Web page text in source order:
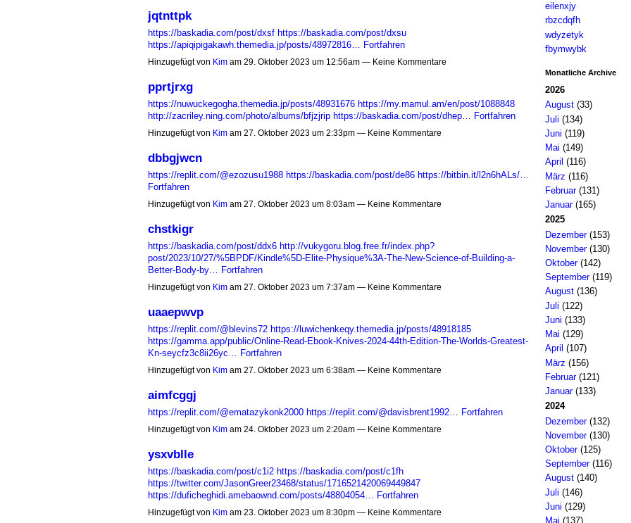
jqtnttpk
https://baskadia.com/post/dxsf https://baskadia.com/post/dxsu
https://apiqipigakawh.themedia.jp/posts/48972816…
Fortfahren
Hinzugefügt von Kimam 29. Oktober 2023 um 12:56am — Keine Kommentare
pprtjrxg
https://nuwuckegogha.themedia.jp/posts/48931676 https://my.mamul.am/en/post/1088848
http://zacriley.ning.com/photo/albums/bfjzjrip https://baskadia.com/post/dhep… Fortfahren
Hinzugefügt von Kimam 27. Oktober 2023 um 2:33pm — Keine Kommentare
dbbgjwcn
https://replit.com/@ezozusu1988 https://baskadia.com/post/de86 https://bitbin.it/l2n6hALs/…
Fortfahren
Hinzugefügt von Kimam 27. Oktober 2023 um 8:03am — Keine Kommentare
chstkigr
https://baskadia.com/post/ddx6 http://vukygoru.blog.free.fr/index.php?
post/2023/10/27/%5BPDF/Kindle%5D-Elite-Physique%3A-The-New-Science-of-Building-a-
Better-Body-by…
Fortfahren
Hinzugefügt von Kimam 27. Oktober 2023 um 7:37am — Keine Kommentare
uaaepwvp
https://replit.com/@blevins72 https://luwichenkeqy.themedia.jp/posts/48918185
https://gamma.app/public/Online-Read-Ebook-Knives-2024-44th-Edition-The-Worlds-Greatest-
Kn-seycfz3c8ii26yc…
Fortfahren
Hinzugefügt von Kimam 27. Oktober 2023 um 6:38am — Keine Kommentare
aimfcggj
https://replit.com/@ematazykonk2000 https://replit.com/@davisbrent1992… Fortfahren
Hinzugefügt von Kimam 24. Oktober 2023 um 2:20am — Keine Kommentare
ysxvblle
https://baskadia.com/post/c1i2 https://baskadia.com/post/c1fh
https://twitter.com/JasonGreer23468/status/1716521420069449847
https://duficheghidi.amebaownd.com/posts/48804054…
Fortfahren
Hinzugefügt von Kimam 23. Oktober 2023 um 8:30pm — Keine Kommentare
eilenxjy
rbzcdqfh
wdyzetyk
fbymwybk
Monatliche Archive
2026
August(33)
Juli (134)
Juni (119)
Mai (149)
April (116)
März (116)
Februar(131)
Januar(165)
2025
Dezember(153)
November(130)
Oktober(142)
September(119)
August(136)
Juli (122)
Juni (133)
Mai (129)
April (107)
März (156)
Februar(121)
Januar(133)
2024
Dezember(132)
November(130)
Oktober(125)
September(116)
August(140)
Juli (146)
Juni (129)
Mai (137)